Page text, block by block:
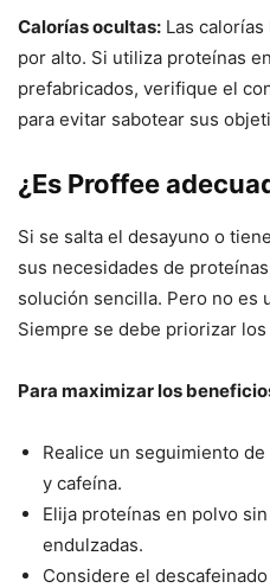
Calorías ocultas: Las
por alto. Si utiliza proteínas
prefabricados, verifique el
para evitar sabotear sus
¿Es Proffee
Si se salta el desayuno o
sus necesidades de
solución sencilla. Pero no es
Siempre se debe priorizar
Para maximizar los
Realice un seguimiento
y cafeína.
Elija proteínas en polvo
endulzadas.
Considere el